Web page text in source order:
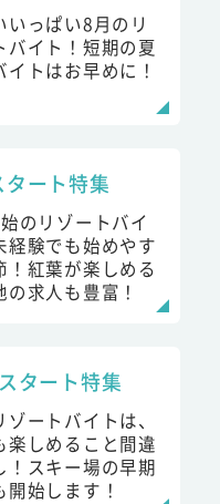
いっぱい8月のリ
バイト！短期の夏
イトはお早めに！
ート特集
のリゾートバイ
経験でも始めやす
！紅葉が楽しめる
の求人も豊富！
タート特集
ゾートバイトは、
楽しめること間違
！スキー場の早期
開始します！